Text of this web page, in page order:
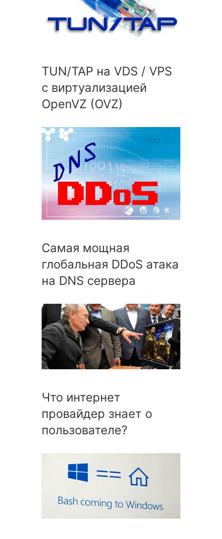
TUN/TAP на VDS / VPS
с виртуализацией
OpenVZ (OVZ)
Cамая мощная
глобальная DDoS атака
на DNS сервера
Что интернет
провайдер знает о
пользователе?